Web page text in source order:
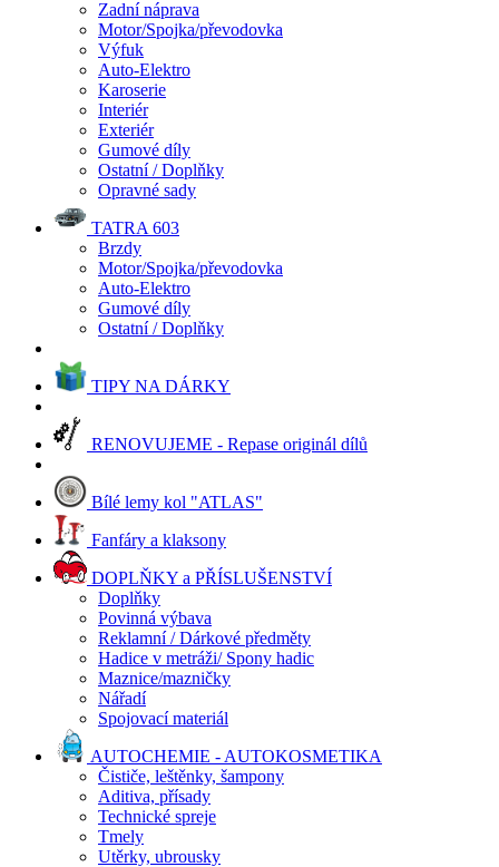
Zadní náprava
Motor/Spojka/převodovka
Výfuk
Auto-Elektro
Karoserie
Interiér
Exteriér
Gumové díly
Ostatní / Doplňky
Opravné sady
TATRA 603
Brzdy
Motor/Spojka/převodovka
Auto-Elektro
Gumové díly
Ostatní / Doplňky
TIPY NA DÁRKY
RENOVUJEME - Repase originál dílů
Bílé lemy kol "ATLAS"
Fanfáry a klaksony
DOPLŇKY a PŘÍSLUŠENSTVÍ
Doplňky
Povinná výbava
Reklamní / Dárkové předměty
Hadice v metráži/ Spony hadic
Maznice/mazničky
Nářadí
Spojovací materiál
AUTOCHEMIE - AUTOKOSMETIKA
Čističe, leštěnky, šampony
Aditiva, přísady
Technické spreje
Tmely
Utěrky, ubrousky